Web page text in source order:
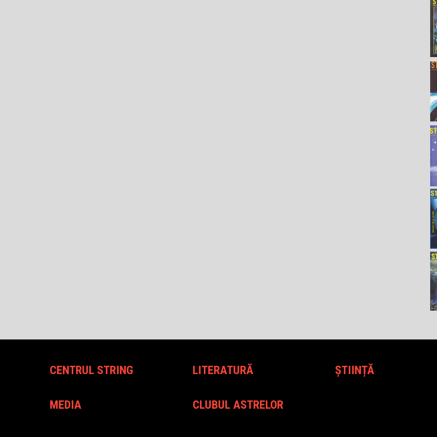
CENTRUL STRING LITERATURĂ ȘTIINȚĂ
MEDIA CLUBUL ASTRELOR